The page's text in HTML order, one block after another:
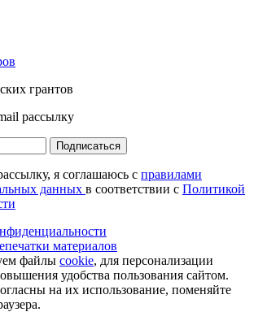
рассылку
Подписаться
я соглашаюсь с правилами
данных в соответствии с Политикой
материалов
файлы cookie, для персонализации
удобства пользования сайтом.
на их использование, поменяйте